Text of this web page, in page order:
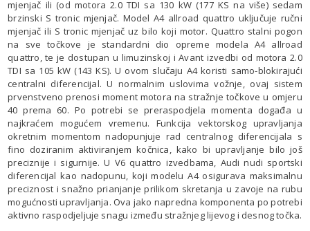
mjenjač ili (od motora 2.0 TDI sa 130 kW (177 KS na više) sedam
brzinski S tronic mjenjač. Model A4 allroad quattro uključuje ručni
mjenjač ili S tronic mjenjač uz bilo koji motor. Quattro stalni pogon
na sve točkove je standardni dio opreme modela A4 allroad
quattro, te je dostupan u limuzinskoj i Avant izvedbi od motora 2.0
TDI sa 105 kW (143 KS). U ovom slučaju A4 koristi samo-blokirajući
centralni diferencijal. U normalnim uslovima vožnje, ovaj sistem
prvenstveno prenosi moment motora na stražnje točkove u omjeru
40 prema 60. Po potrebi se preraspodjela momenta događa u
najkraćem mogućem vremenu. Funkcija vektorskog upravljanja
okretnim momentom nadopunjuje rad centralnog diferencijala s
fino doziranim aktiviranjem kočnica, kako bi upravljanje bilo još
preciznije i sigurnije. U V6 quattro izvedbama, Audi nudi sportski
diferencijal kao nadopunu, koji modelu A4 osigurava maksimalnu
preciznost i snažno prianjanje prilikom skretanja u zavoje na rubu
mogućnosti upravljanja. Ova jako napredna komponenta po potrebi
aktivno raspodjeljuje snagu između stražnjeg lijevog i desnog točka.